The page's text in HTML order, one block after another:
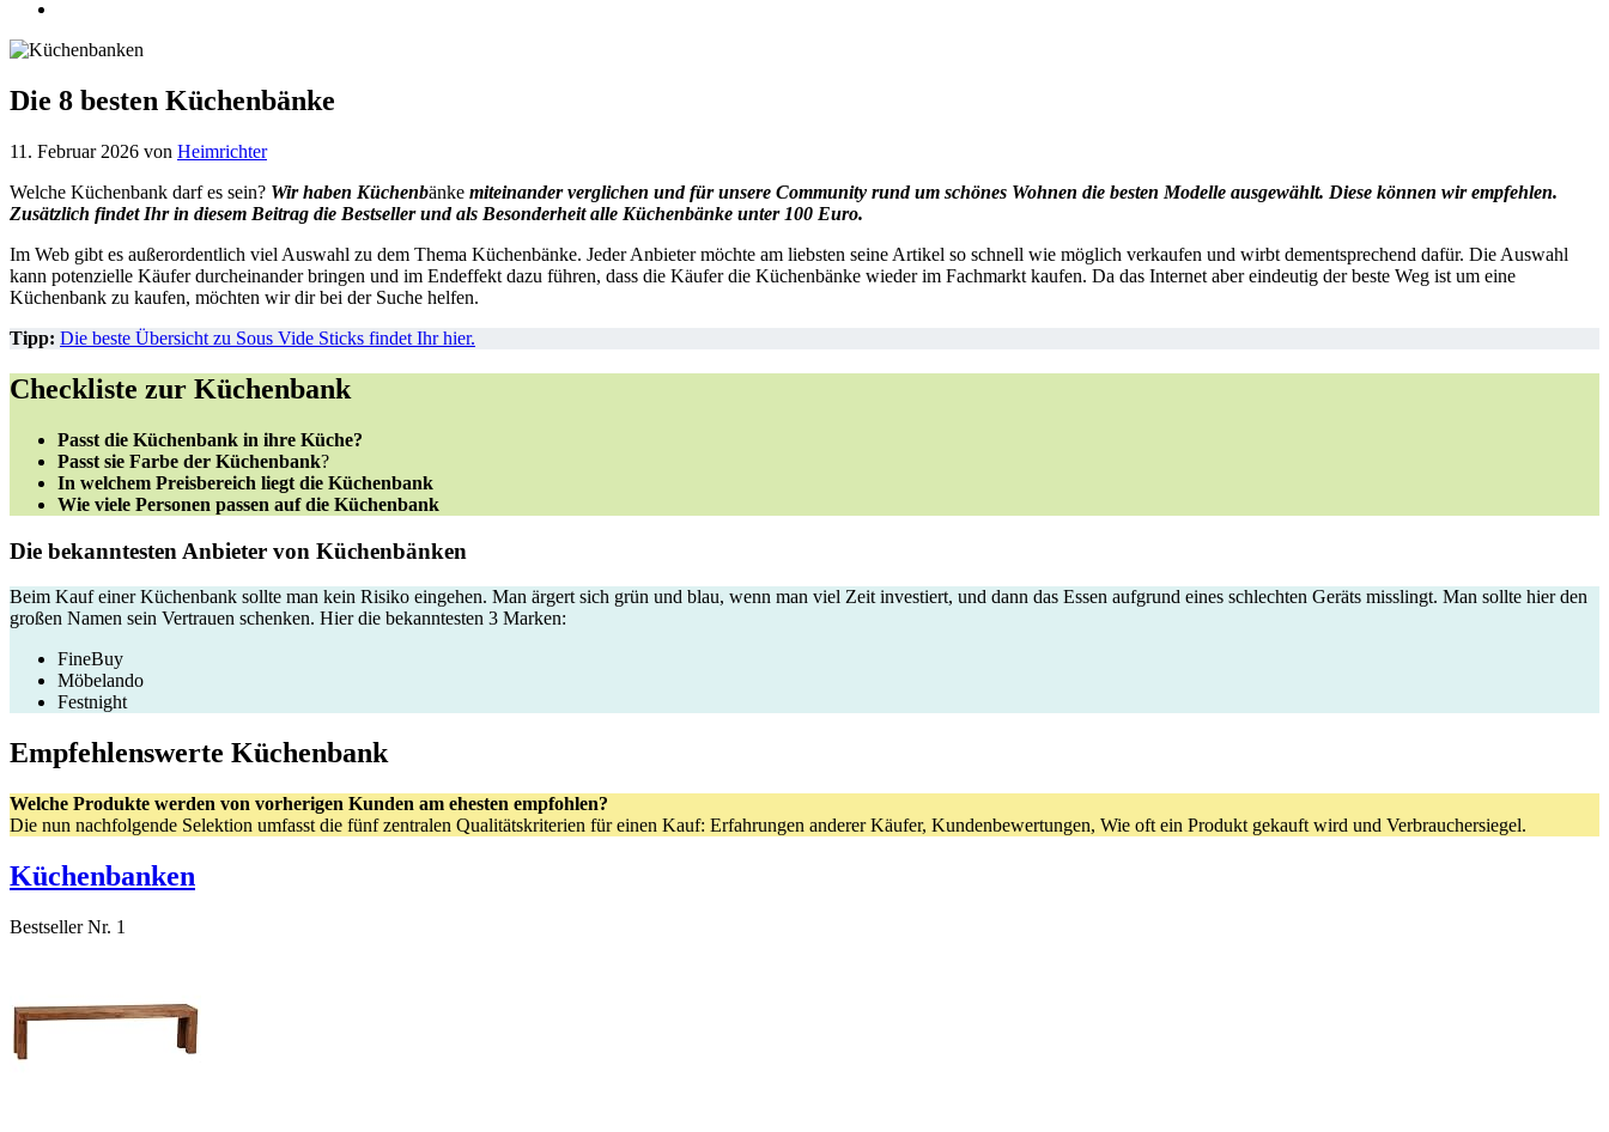
Die 8 besten Küchenbänke
11. Februar 2026 von Heimrichter
Welche Küchenbank darf es sein? Wir haben Küchenbänke miteinander verglichen und für unsere Community rund um schönes Wohnen die besten Modelle ausgewählt. Diese können wir empfehlen.
Zusätzlich findet Ihr in diesem Beitrag die Bestseller und als Besonderheit alle Küchenbänke unter 100 Euro.
Im Web gibt es außerordentlich viel Auswahl zu dem Thema Küchenbänke. Jeder Anbieter möchte am liebsten seine Artikel so schnell wie möglich verkaufen und wirbt dementsprechend dafür. Die Auswahl
kann potenzielle Käufer durcheinander bringen und im Endeffekt dazu führen, dass die Käufer die Küchenbänke wieder im Fachmarkt kaufen. Da das Internet aber eindeutig der beste Weg ist um eine
Küchenbank zu kaufen, möchten wir dir bei der Suche helfen.
Tipp: Die beste Übersicht zu Sous Vide Sticks findet Ihr hier.
Checkliste zur Küchenbank
Passt die Küchenbank in ihre Küche?
Passt sie Farbe der Küchenbank?
In welchem Preisbereich liegt die Küchenbank
Wie viele Personen passen auf die Küchenbank
Die bekanntesten Anbieter von Küchenbänken
Beim Kauf einer Küchenbank sollte man kein Risiko eingehen. Man ärgert sich grün und blau, wenn man viel Zeit investiert, und dann das Essen aufgrund eines schlechten Geräts misslingt. Man sollte hier den
großen Namen sein Vertrauen schenken. Hier die bekanntesten 3 Marken:
FineBuy
Möbelando
Festnight
Empfehlenswerte Küchenbank
Welche Produkte werden von vorherigen Kunden am ehesten empfohlen?
Die nun nachfolgende Selektion umfasst die fünf zentralen Qualitätskriterien für einen Kauf: Erfahrungen anderer Käufer, Kundenbewertungen, Wie oft ein Produkt gekauft wird und Verbrauchersiegel.
Küchenbanken
Bestseller Nr. 1